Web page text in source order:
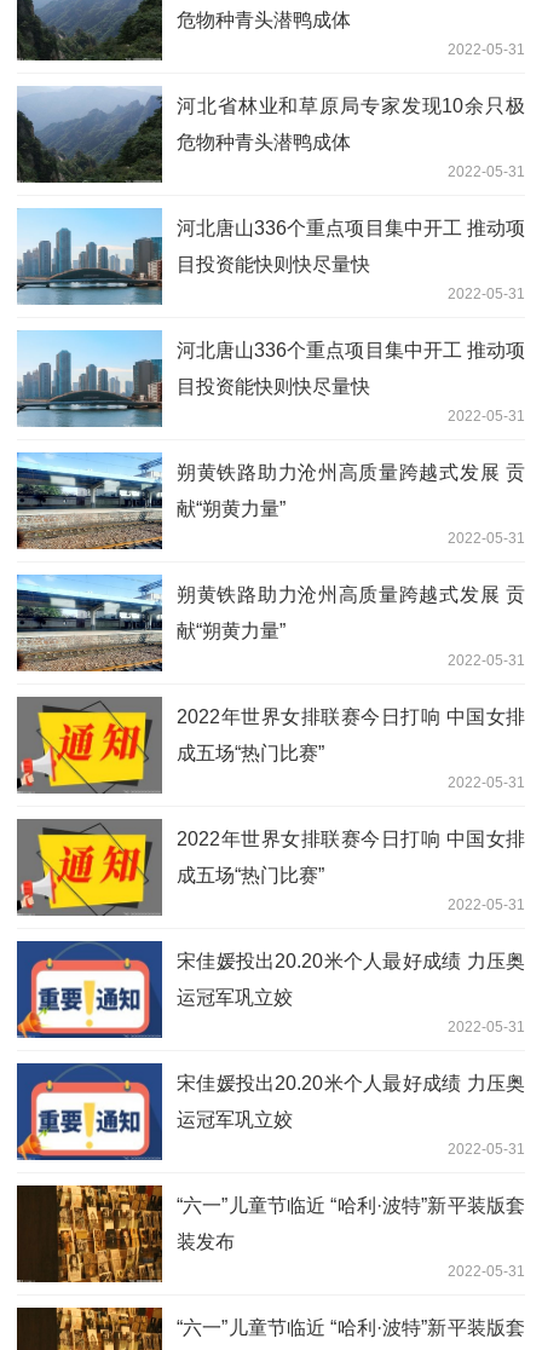
危物种青头潜鸭成体
2022-05-31
河北省林业和草原局专家发现10余只极
危物种青头潜鸭成体
2022-05-31
河北唐山336个重点项目集中开工 推动项
目投资能快则快尽量快
2022-05-31
河北唐山336个重点项目集中开工 推动项
目投资能快则快尽量快
2022-05-31
朔黄铁路助力沧州高质量跨越式发展 贡
献“朔黄力量”
2022-05-31
朔黄铁路助力沧州高质量跨越式发展 贡
献“朔黄力量”
2022-05-31
2022年世界女排联赛今日打响 中国女排
成五场“热门比赛”
2022-05-31
2022年世界女排联赛今日打响 中国女排
成五场“热门比赛”
2022-05-31
宋佳媛投出20.20米个人最好成绩 力压奥
运冠军巩立姣
2022-05-31
宋佳媛投出20.20米个人最好成绩 力压奥
运冠军巩立姣
2022-05-31
“六一”儿童节临近 “哈利·波特”新平装版套
装发布
2022-05-31
“六一”儿童节临近 “哈利·波特”新平装版套